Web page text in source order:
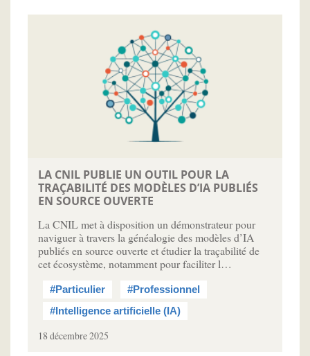
LA CNIL PUBLIE UN OUTIL POUR LA
TRAÇABILITÉ DES MODÈLES D’IA PUBLIÉS
EN SOURCE OUVERTE
La CNIL met à disposition un démonstrateur pour
naviguer à travers la généalogie des modèles d’IA
publiés en source ouverte et étudier la traçabilité de
cet écosystème, notamment pour faciliter l…
#Particulier
#Professionnel
#Intelligence artificielle (IA)
18 décembre 2025